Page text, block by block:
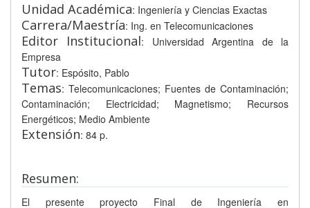
Unidad Académica: Ingeniería y Ciencias Exactas
Carrera/Maestría: Ing. en Telecomunicaciones
Editor Institucional: Universidad Argentina de la
Empresa
Tutor: Espósito, Pablo
Temas: Telecomunicaciones; Fuentes de Contaminación;
Contaminación; Electricidad; Magnetismo; Recursos
Energéticos; Medio Ambiente
Extensión: 84 p.
Resumen:
El presente proyecto Final de Ingeniería en